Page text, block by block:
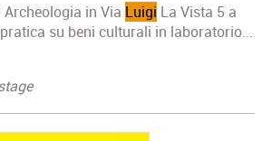
Archeologia in Via Luigi La Vista 5 a
su beni culturali in laboratorio...